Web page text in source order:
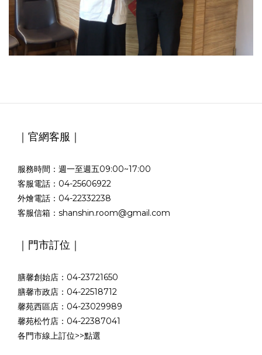
｜官網客服｜
服務時間：週一至週五09:00~17:00
客服電話：04-25606922
外燴電話：04-22332238
客服信箱：shanshin.room@gmail.com
｜門市訂位｜
膳馨創始店：04-23721650
膳馨市政店：04-22518712
馨苑西區店：04-23029989
馨苑松竹店：04-22387041
各門市線上訂位>>點選